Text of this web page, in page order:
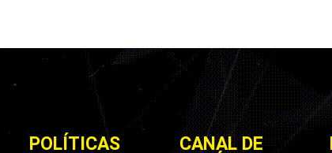
POLÍTICAS
CANAL DE